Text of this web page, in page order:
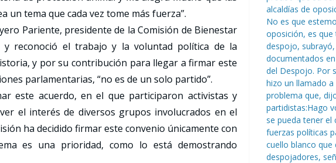
un tema que cada vez tome más fuerza”.
Pariente, presidente de la Comisión de Bienestar
y reconoció el trabajo y la voluntad política de la
y por su contribución para llegar a firmar este
parlamentarias, “no es de un solo partido”.
este acuerdo, en el que participaron activistas y
el interés de diversos grupos involucrados en el
ha decidido firmar este convenio únicamente con
es una prioridad, como lo está demostrando
alcaldías de
No es que
oposición, es
despojo,
documentados
del Despojo. Por
hizo un llamado
problema que,
partidistas:Hago
se pueda tener
fuerzas políticas
cuello blanco que
despojadores,